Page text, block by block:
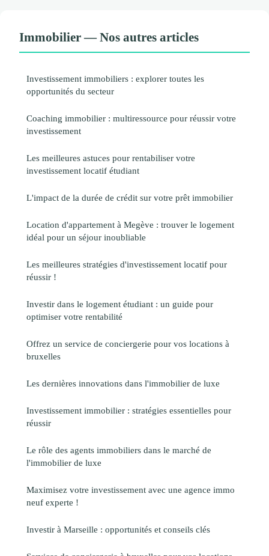
Immobilier — Nos autres articles
Investissement immobiliers : explorer toutes les
opportunités du secteur
Coaching immobilier : multiressource pour réussir votre
investissement
Les meilleures astuces pour rentabiliser votre
investissement locatif étudiant
L'impact de la durée de crédit sur votre prêt immobilier
Location d'appartement à Megève : trouver le logement
idéal pour un séjour inoubliable
Les meilleures stratégies d'investissement locatif pour
réussir !
Investir dans le logement étudiant : un guide pour
optimiser votre rentabilité
Offrez un service de conciergerie pour vos locations à
bruxelles
Les dernières innovations dans l'immobilier de luxe
Investissement immobilier : stratégies essentielles pour
réussir
Le rôle des agents immobiliers dans le marché de
l'immobilier de luxe
Maximisez votre investissement avec une agence immo
neuf experte !
Investir à Marseille : opportunités et conseils clés